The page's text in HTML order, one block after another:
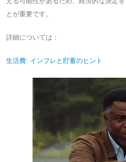
とが重要です。
詳細については：
生活費: インフレと貯蓄のヒント